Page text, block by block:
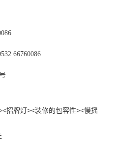
66760086
招牌灯><装修的包容性><慢摇